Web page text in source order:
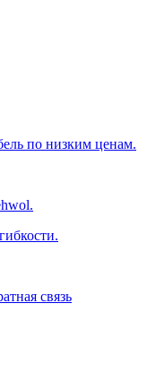
по низким ценам.
связь